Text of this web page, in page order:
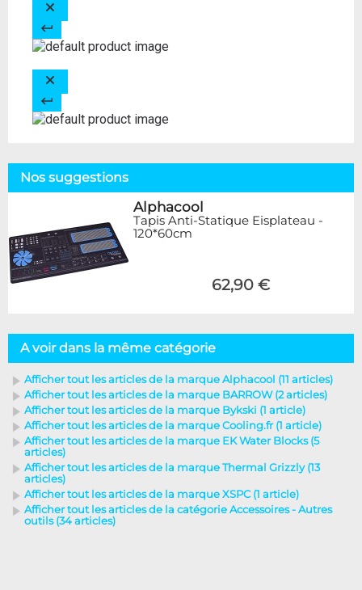
Nos suggestions
Alphacool
Tapis Anti-Statique Eisplateau -
120*60cm
62,90 €
A voir dans la même catégorie
Afficher tout les articles de la marque Alphacool (11 articles)
Afficher tout les articles de la marque BARROW (2 articles)
Afficher tout les articles de la marque Bykski (1 article)
Afficher tout les articles de la marque Cooling.fr (1 article)
Afficher tout les articles de la marque EK Water Blocks (5
articles)
Afficher tout les articles de la marque Thermal Grizzly (13
articles)
Afficher tout les articles de la marque XSPC (1 article)
Afficher tout les articles de la catégorie Accessoires - Autres
outils (34 articles)